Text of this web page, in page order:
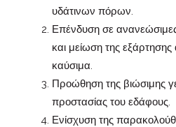
υδάτινων πόρων.
Επένδυση σε
και μείωση της
καύσιμα.
Προώθηση της βιώσιμης
προστασίας του εδάφους.
Ενίσχυση της